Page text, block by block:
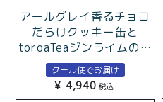
アールグレイ香るチョコ
だらけクッキー缶と
toroaTeaジンライムのテ
ィータイムセット
クール便でお届け
¥ 4,940 税込